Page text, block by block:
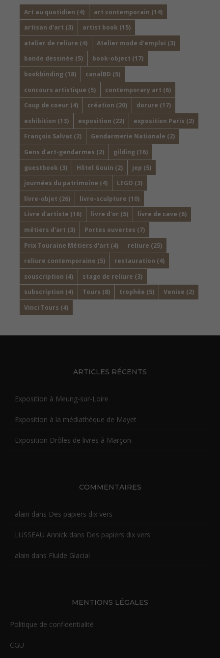
Art au quotidien (4) art contemporain (14)
artisan d'art (3) artist book (15)
atelier de reliure (4) Atelier mode d'emploi (3)
bande dessinée (5) book-object (17)
bookbinding (18) canalBD (5)
concours artistique (5) contemporary art (6)
Coup de coeur (4) création (20) dorure (17)
exhibition (13) exposition (22) exposition Paris (2)
François Salvat (2) Gendarmerie Nationale (2)
Gens d'art-gendarmes (2) gilding (16)
guestbook (3) Hôtel Gouin (2) jep (5)
journées du patrimoine (4) LEGO (3)
livre-objet (26) livre-sculpture (10)
Livre d'artiste (16) livre d'or (5) livre de cave (6)
métiers d'art (3) Portes ouvertes (7)
Prix Touraine Métiers d'art (4) reliure (25)
reliure contemporaine (5) restauration (4)
souscription (4) stage de reliure (3)
subscription (4) Tours (8) trophée (5) Venise (2)
Vinci Tours (4)
ARTICLES RÉCENTS
Exposition à Meung-sur-Loire
Exposition à la médiathèque de Mayet
Exposition Drôles de livres à Marçon
COMMENTAIRES
alain dans Des papiers dix vers
LUSSEAU Annick dans Des papiers dix vers
alain dans Fluide Glacial
MENTIONS LÉGALES
Politique de confidentialité
CGU